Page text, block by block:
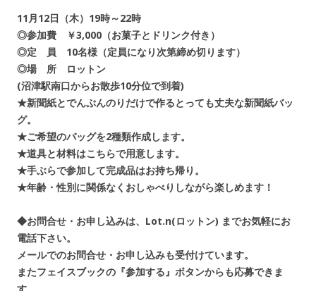
11月12日（木）19時～22時
◎参加費 ￥3,000（お菓子とドリンク付き）
◎定 員 10名様（定員になり次第締め切ります）
◎場 所 ロットン
(沼津駅南口からお散歩10分位で到着)
★新聞紙とでんぷんのりだけで作るとっても丈夫な新聞紙バッ
グ。
★ご希望のバッグを2種類作成します。
★道具と材料はこちらで用意します。
★手ぶらで参加して完成品はお持ち帰り。
★年齢・性別に関係なくおしゃべりしながら楽しめます！
◆お問合せ・お申し込みは、Lot.n(ロットン) までお気軽にお
電話下さい。
メールでのお問合せ・お申し込みも受付けています。
またフェイスブックの『参加する』ボタンからも応募できま